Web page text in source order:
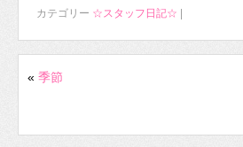
カテゴリー ☆スタッフ日記☆
« 季節